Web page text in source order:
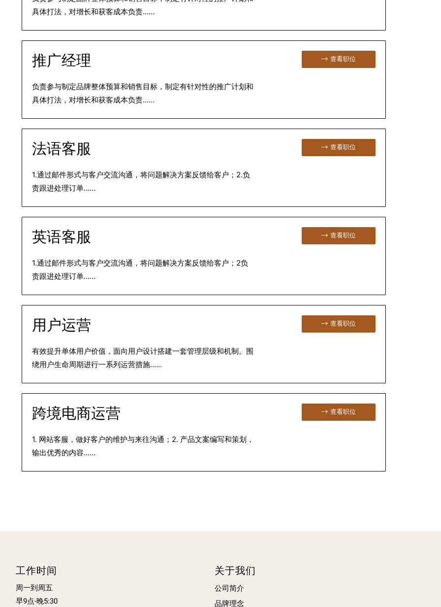
具体打法，对增长和获客成本负责……
推广经理
负责参与制定品牌整体预算和销售目标，制定有针对性的推广计划和
具体打法，对增长和获客成本负责……
查看职位
法语客服
1.通过邮件形式与客户交流沟通，将问题解决方案反馈给客户；2.负
责跟进处理订单……
查看职位
英语客服
1.通过邮件形式与客户交流沟通，将问题解决方案反馈给客户；2负
责跟进处理订单……
查看职位
用户运营
有效提升单体用户价值，面向用户设计搭建一套管理层级和机制。围
绕用户生命周期进行一系列运营措施……
查看职位
跨境电商运营
1. 网站客服，做好客户的维护与来往沟通；2. 产品文案编写和策划，
输出优秀的内容……
查看职位
工作时间
周一到周五
早9点-晚5:30
关于我们
公司简介
品牌理念